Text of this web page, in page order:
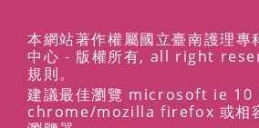
本網站著作權屬國立臺南護理專
中心 - 版權所有, all right
規則。
建議最佳瀏覽 microsoft ie 10
chrome/mozilla firefox 或相